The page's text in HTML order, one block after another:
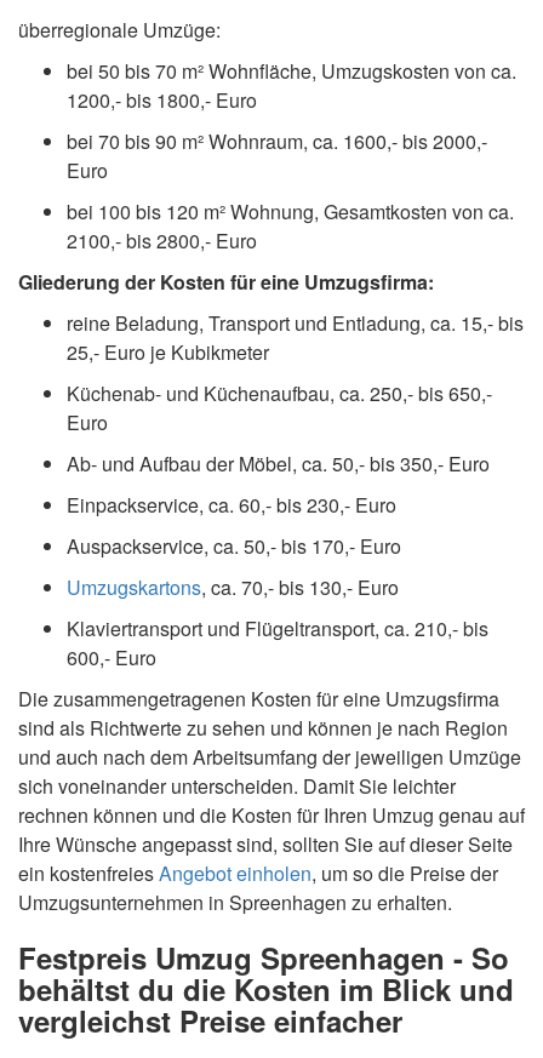
überregionale Umzüge:
bei 50 bis 70 m² Wohnfläche, Umzugskosten von ca.
1200,- bis 1800,- Euro
bei 70 bis 90 m² Wohnraum, ca. 1600,- bis 2000,-
Euro
bei 100 bis 120 m² Wohnung, Gesamtkosten von ca.
2100,- bis 2800,- Euro
Gliederung der Kosten für eine Umzugsfirma:
reine Beladung, Transport und Entladung, ca. 15,- bis
25,- Euro je Kubikmeter
Küchenab- und Küchenaufbau, ca. 250,- bis 650,-
Euro
Ab- und Aufbau der Möbel, ca. 50,- bis 350,- Euro
Einpackservice, ca. 60,- bis 230,- Euro
Auspackservice, ca. 50,- bis 170,- Euro
Umzugskartons, ca. 70,- bis 130,- Euro
Klaviertransport und Flügeltransport, ca. 210,- bis
600,- Euro
Die zusammengetragenen Kosten für eine Umzugsfirma
sind als Richtwerte zu sehen und können je nach Region
und auch nach dem Arbeitsumfang der jeweiligen Umzüge
sich voneinander unterscheiden. Damit Sie leichter
rechnen können und die Kosten für Ihren Umzug genau auf
Ihre Wünsche angepasst sind, sollten Sie auf dieser Seite
ein kostenfreiesAngebot einholen, um so die Preise der
Umzugsunternehmen in Spreenhagen zu erhalten.
Festpreis Umzug Spreenhagen - So
behältst du die Kosten im Blick und
vergleichst Preise einfacher